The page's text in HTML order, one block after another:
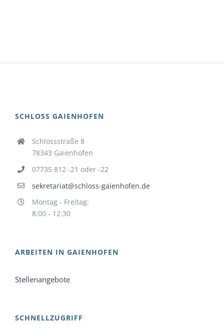
SCHLOSS GAIENHOFEN
Schlossstraße 8
78343 Gaienhofen
07735 812 -21 oder -22
sekretariat@schloss-gaienhofen.de
Montag - Freitag:
8:00 - 12:30
ARBEITEN IN GAIENHOFEN
Stellenangebote
SCHNELLZUGRIFF